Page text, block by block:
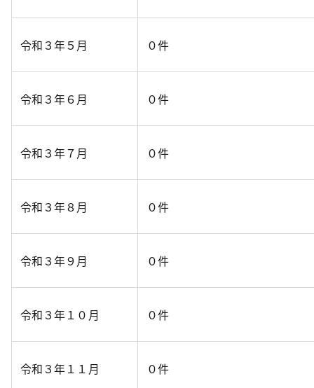
令和３年５月 ０件
令和３年６月 ０件
令和３年７月 ０件
令和３年８月 ０件
令和３年９月 ０件
令和３年１０月 ０件
令和３年１１月 ０件